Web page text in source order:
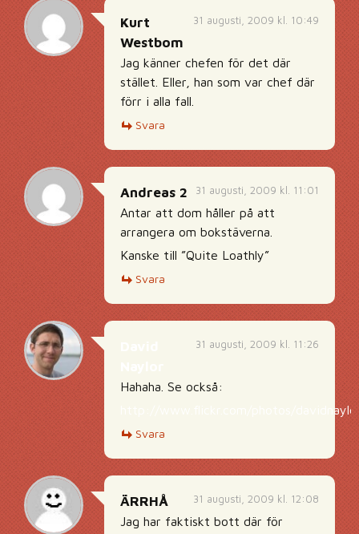
31 augusti, 2009 kl. 10:49
Kurt
Westbom
Jag känner chefen för det där
stället. Eller, han som var chef där
förr i alla fall.
Svara
31 augusti, 2009 kl. 11:01
Andreas 2
Antar att dom håller på att
arrangera om bokstäverna.
Kanske till ”Quite Loathly”
Svara
31 augusti, 2009 kl. 11:26
Hahaha. Se också:
http://www.flickr.com/photos/
Svara
31 augusti, 2009 kl. 12:08
ÄRRHÅ
Jag har faktiskt bott där för